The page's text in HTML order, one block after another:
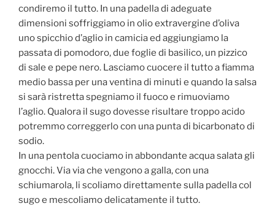
condiremo il tutto. In una padella di adeguate
dimensioni soffriggiamo in olio extravergine d’oliva
uno spicchio d’aglio in camicia ed aggiungiamo la
passata di pomodoro, due foglie di basilico, un pizzico
di sale e pepe nero. Lasciamo cuocere il tutto a fiamma
medio bassa per una ventina di minuti e quando la salsa
si sarà ristretta spegniamo il fuoco e rimuoviamo
l’aglio. Qualora il sugo dovesse risultare troppo acido
potremmo correggerlo con una punta di bicarbonato di
sodio.
In una pentola cuociamo in abbondante acqua salata gli
gnocchi. Via via che vengono a galla, con una
schiumarola, li scoliamo direttamente sulla padella col
sugo e mescoliamo delicatamente il tutto.